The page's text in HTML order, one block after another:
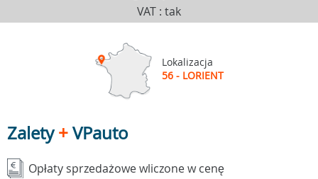
VAT : tak
Lokalizacja
56 - LORIENT
Zalety+VPauto
Opłaty sprzedażowe wliczone w cenę